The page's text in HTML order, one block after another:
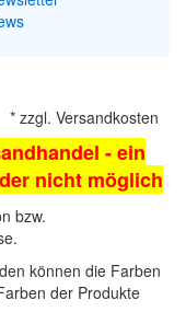
* zzgl. Versandkosten
- ein
nicht möglich
bzw.
können die Farben
der Produkte